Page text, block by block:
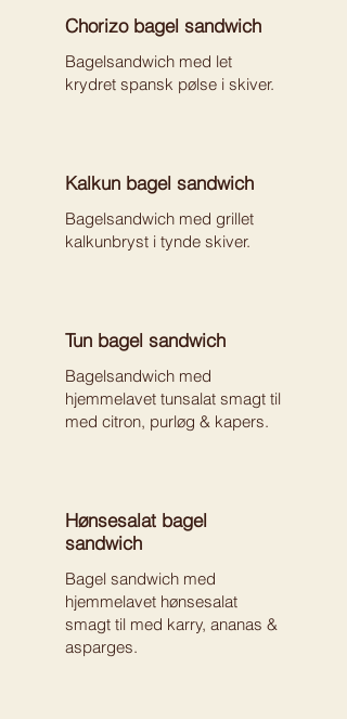
Chorizo bagel sandwich
Bagelsandwich med let
krydret spansk pølse i skiver.
Kalkun bagel sandwich
Bagelsandwich med grillet
kalkunbryst i tynde skiver.
Tun bagel sandwich
Bagelsandwich med
hjemmelavet tunsalat smagt til
med citron, purløg & kapers.
Hønsesalat bagel
sandwich
Bagel sandwich med
hjemmelavet hønsesalat
smagt til med karry, ananas &
asparges.